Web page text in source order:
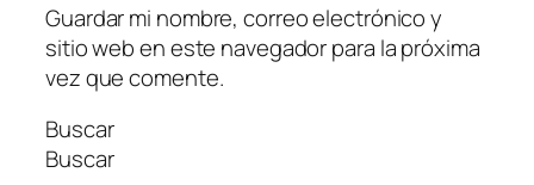
Guardar mi nombre, correo electrónico y
sitio web en este navegador para la próxima
vez que comente.
Buscar
Buscar